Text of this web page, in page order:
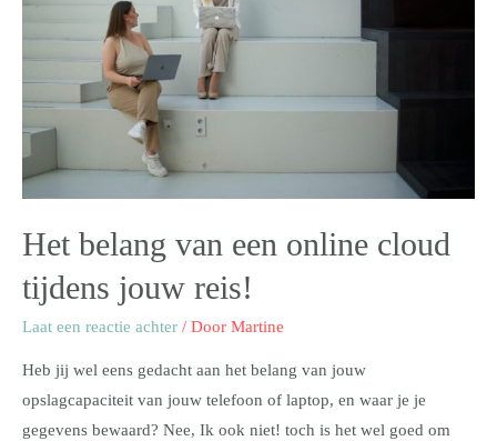
Het belang van een online cloud
tijdens jouw reis!
Laat een reactie achter / Door Martine
Heb jij wel eens gedacht aan het belang van jouw
opslagcapaciteit van jouw telefoon of laptop, en waar je je
gegevens bewaard? Nee, Ik ook niet! toch is het wel goed om